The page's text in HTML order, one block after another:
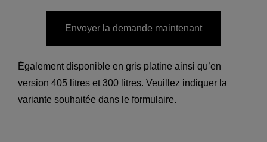
Envoyer la demande maintenant
Également disponible en gris platine ainsi qu’en
version 405 litres et 300 litres. Veuillez indiquer la
variante souhaitée dans le formulaire.